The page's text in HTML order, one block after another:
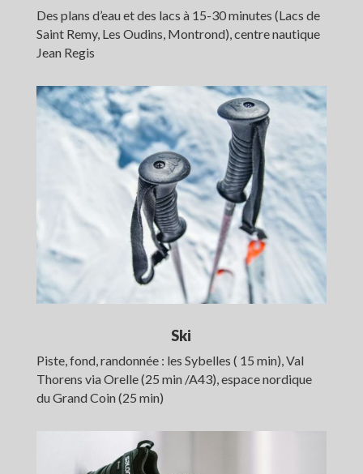
Des plans d’eau et des lacs à 15-30 minutes (Lacs de
Saint Remy, Les Oudins, Montrond), centre nautique
Jean Regis
Ski
Piste, fond, randonnée : les Sybelles ( 15 min), Val
Thorens via Orelle (25 min /A43), espace nordique
du Grand Coin (25 min)